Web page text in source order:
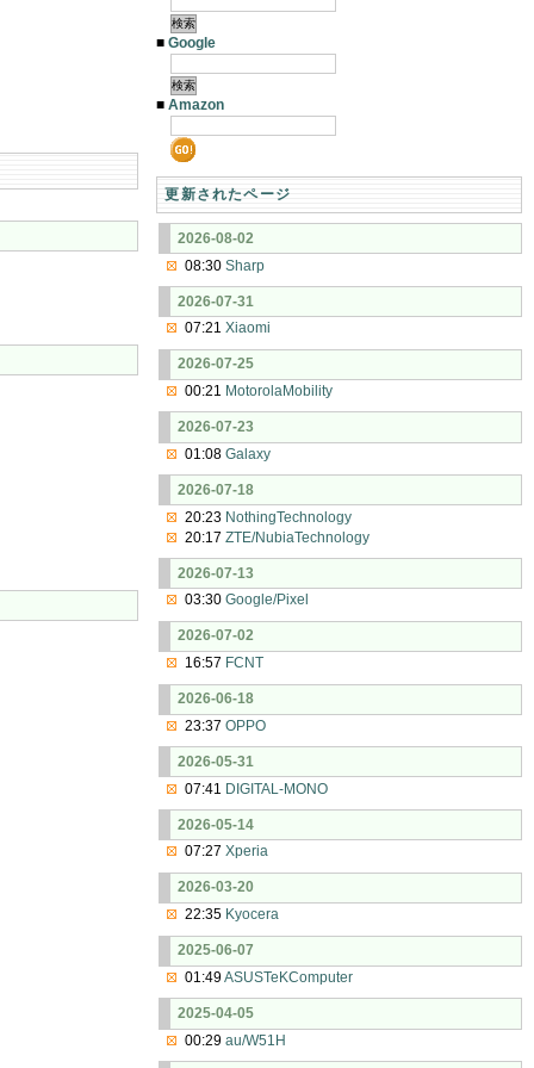
■Google
■Amazon
更新されたページ
2026-08-02
08:30Sharp
2026-07-31
07:21Xiaomi
2026-07-25
00:21 MotorolaMobility
2026-07-23
01:08Galaxy
2026-07-18
20:23 NothingTechnology
20:17ZTE/NubiaTechnology
2026-07-13
03:30Google/Pixel
2026-07-02
16:57 FCNT
2026-06-18
23:37OPPO
2026-05-31
07:41 DIGITAL-MONO
2026-05-14
07:27Xperia
2026-03-20
22:35 Kyocera
2025-06-07
01:49ASUSTeKComputer
2025-04-05
00:29au/W51H